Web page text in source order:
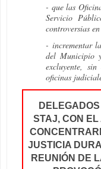
- que las
Servicio
controversias
- incrementar
del Municipio
excluyente,
oficinas
STAJ, CON EL
JUSTICIA
REUNIÓN DE